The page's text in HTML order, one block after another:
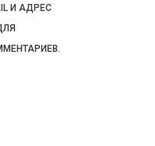
И АДРЕС